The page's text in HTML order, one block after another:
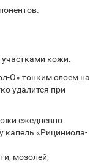
участками кожи.
О» тонким слоем на
удалится при
ежедневно
капель «Рициниола-
мозолей,